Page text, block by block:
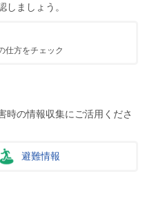
しましょう。
仕方をチェック
時の情報収集にご活用くださ
避難情報